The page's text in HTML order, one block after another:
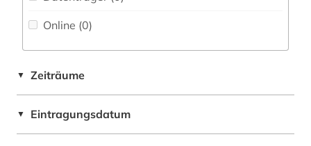
Mathematik (0)
Kommunikationsdesign (0)
Online (0)
▼ Zeiträume
▼ Eintragungsdatum